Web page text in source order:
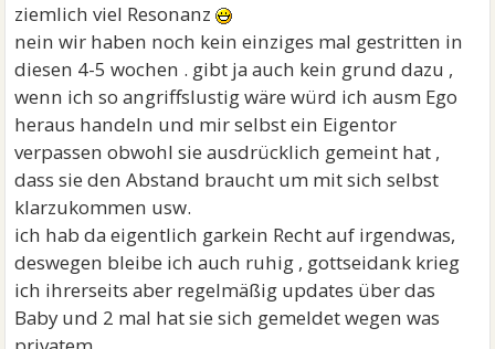
ziemlich viel Resonanz
nein wir haben noch kein einziges mal gestritten in
diesen 4-5 wochen . gibt ja auch kein grund dazu ,
wenn ich so angriffslustig wäre würd ich ausm Ego
heraus handeln und mir selbst ein Eigentor
verpassen obwohl sie ausdrücklich gemeint hat ,
dass sie den Abstand braucht um mit sich selbst
klarzukommen usw.
ich hab da eigentlich garkein Recht auf irgendwas,
deswegen bleibe ich auch ruhig , gottseidank krieg
ich ihrerseits aber regelmäßig updates über das
Baby und 2 mal hat sie sich gemeldet wegen was